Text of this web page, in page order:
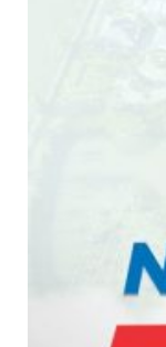
VAN